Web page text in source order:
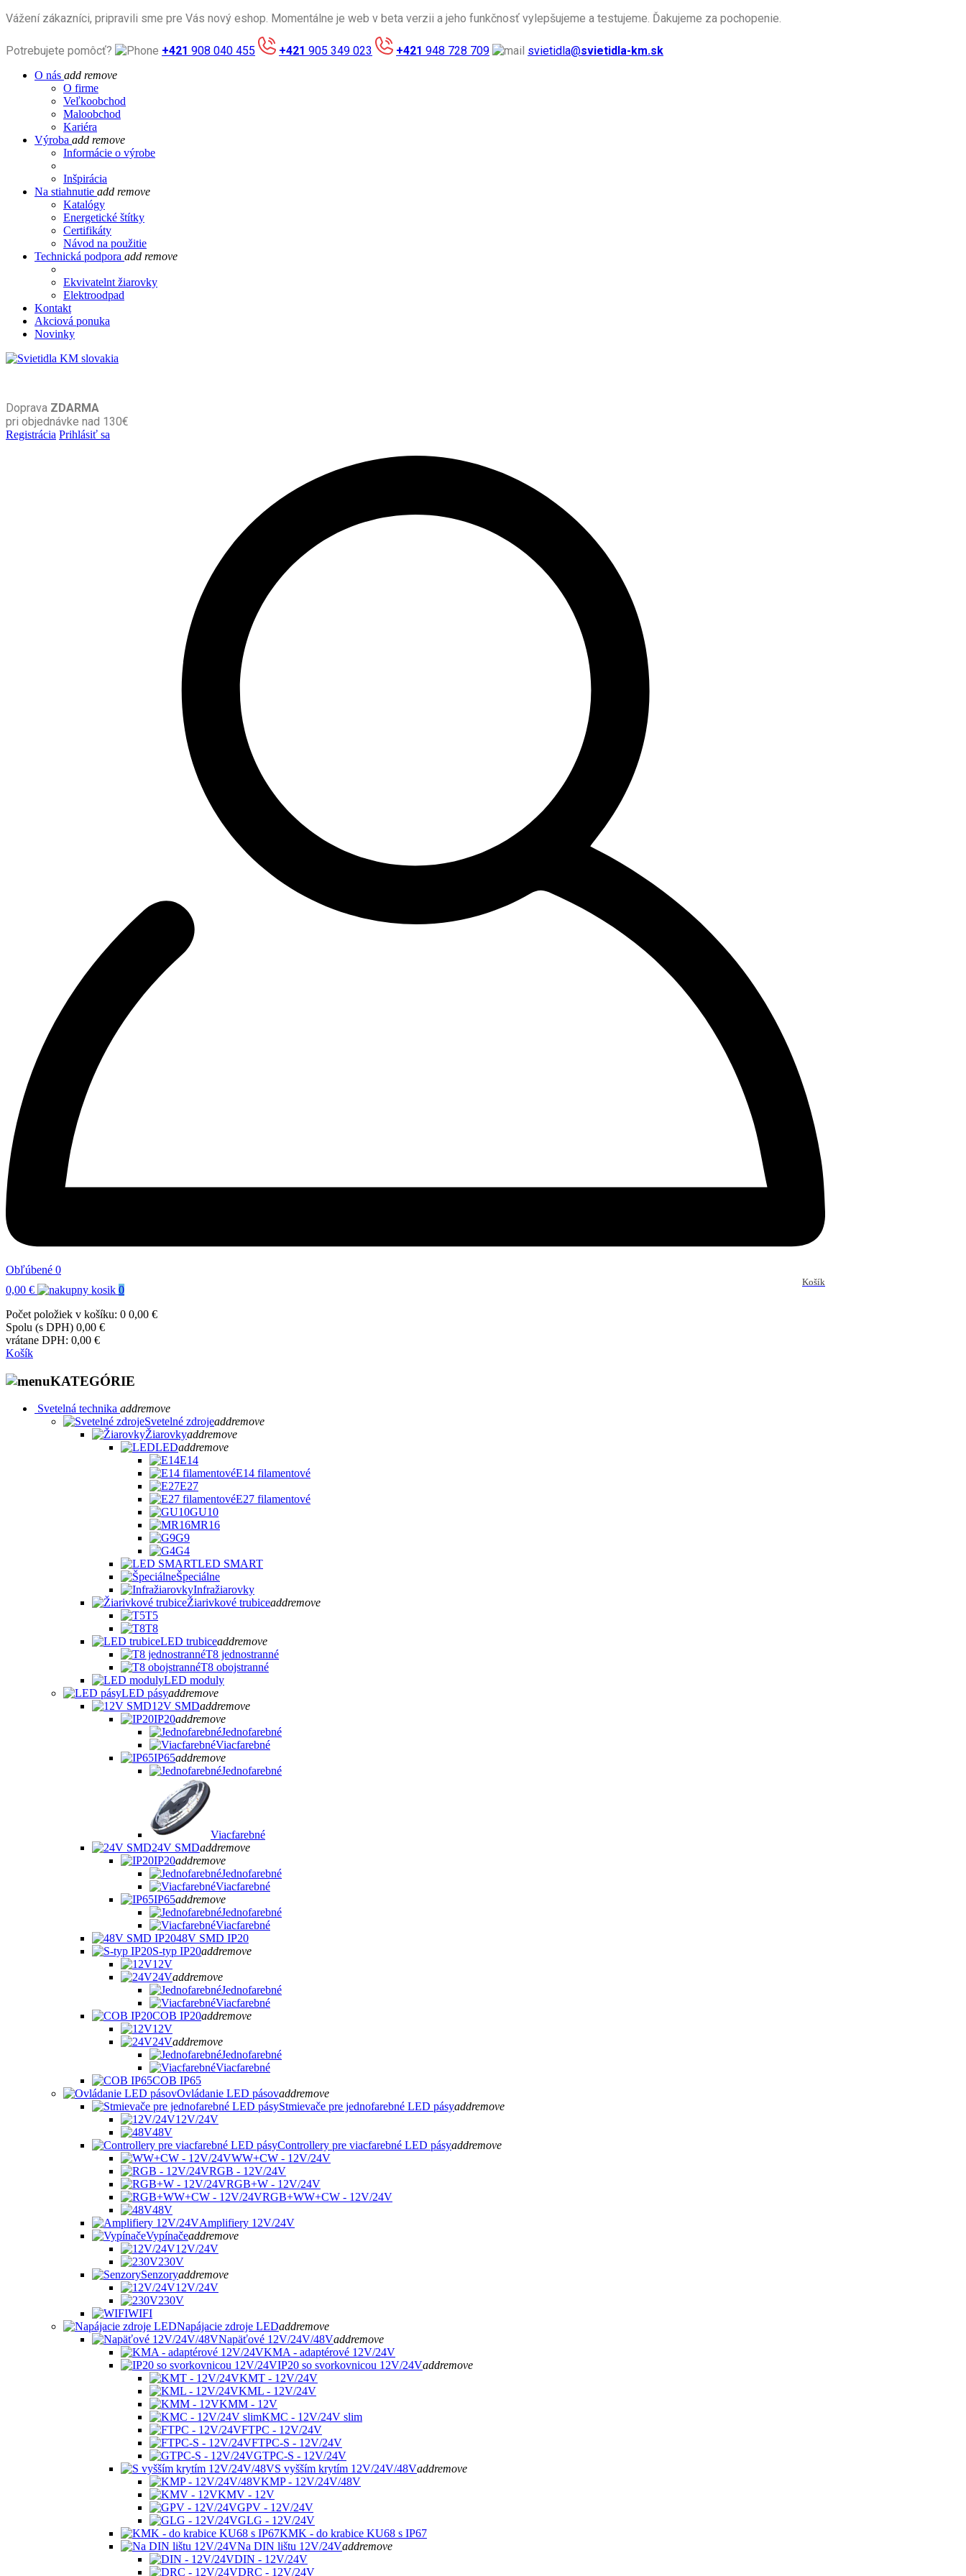
Vážení zákazníci, pripravili sme pre Vás nový eshop. Momentálne je web v beta verzii a jeho funkčnosť vylepšujeme a testujeme. Ďakujeme za pochopenie.
Potrebujete pomôcť? +421 908 040 455 +421 905 349 023 +421 948 728 709 svietidla@svietidla-km.sk
O nás add remove
O firme
Veľkoobchod
Maloobchod
Kariéra
Výroba add remove
Informácie o výrobe
Inšpirácia
Na stiahnutie add remove
Katalógy
Energetické štítky
Certifikáty
Návod na použitie
Technická podpora add remove
Ekvivatelnt žiarovky
Elektroodpad
Kontakt
Akciová ponuka
Novinky
Doprava ZDARMA
pri objednávke nad 130€
Registrácia Prihlásiť sa
Obľúbené 0
Košík
0,00 €
0
Počet položiek v košíku: 0 0,00 €
Spolu (s DPH) 0,00 €
vrátane DPH: 0,00 €
Košík
KATEGÓRIE
Svetelná technika addremove
Svetelné zdrojeaddremove
Žiarovkyaddremove
LEDaddremove
E14
E14 filamentové
E27
E27 filamentové
GU10
MR16
G9
G4
LED SMART
Špeciálne
Infražiarovky
Žiarivkové trubiceaddremove
T5
T8
LED trubiceaddremove
T8 jednostranné
T8 obojstranné
LED moduly
LED pásyaddremove
12V SMDaddremove
IP20addremove
Jednofarebné
Viacfarebné
IP65addremove
Jednofarebné
Viacfarebné
24V SMDaddremove
IP20addremove
Jednofarebné
Viacfarebné
IP65addremove
Jednofarebné
Viacfarebné
48V SMD IP20
S-typ IP20addremove
12V
24Vaddremove
Jednofarebné
Viacfarebné
COB IP20addremove
12V
24Vaddremove
Jednofarebné
Viacfarebné
COB IP65
Ovládanie LED pásovaddremove
Stmievače pre jednofarebné LED pásyaddremove
12V/24V
48V
Controllery pre viacfarebné LED pásyaddremove
WW+CW - 12V/24V
RGB - 12V/24V
RGB+W - 12V/24V
RGB+WW+CW - 12V/24V
48V
Amplifiery 12V/24V
Vypínačeaddremove
12V/24V
230V
Senzoryaddremove
12V/24V
230V
WIFI
Napájacie zdroje LEDaddremove
Napäťové 12V/24V/48Vaddremove
KMA - adaptérové 12V/24V
IP20 so svorkovnicou 12V/24Vaddremove
KMT - 12V/24V
KML - 12V/24V
KMM - 12V
KMC - 12V/24V slim
FTPC - 12V/24V
FTPC-S - 12V/24V
GTPC-S - 12V/24V
S vyšším krytím 12V/24V/48Vaddremove
KMP - 12V/24V/48V
KMV - 12V
GPV - 12V/24V
GLG - 12V/24V
KMK - do krabice KU68 s IP67
Na DIN lištu 12V/24Vaddremove
DIN - 12V/24V
DRC - 12V/24V